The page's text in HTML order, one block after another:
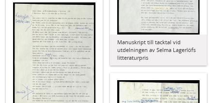
Manuskript till tacktal vid
utdelningen av Selma Lagerlöfs
litteraturpris